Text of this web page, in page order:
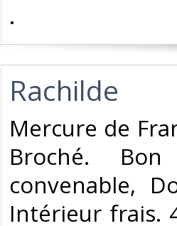
‎.‎
‎Rachilde‎
‎Mercure de
Broché.
convenable,
Intérieur frais.